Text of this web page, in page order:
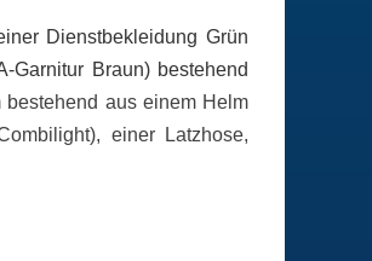
Dienstbekleidung Grün
Garnitur Braun) bestehend
aus einem Helm
einer Latzhose,